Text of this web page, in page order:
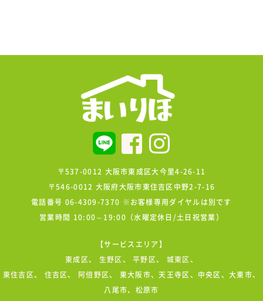
〒537-0012 大阪市東成区大今里4-26-11
〒546-0012 大阪府大阪市東住吉区中野2-7-16
電話番号 06-4309-7370 ※お客様専用ダイヤルは別です
営業時間 10:00～19:00（水曜定休日/土日祝営業）
【サービスエリア】
東成区、 生野区 、平野区、 城東区 、
東住吉区、 住吉区、 阿倍野区、 東大阪市、天王寺区、中央区、大東市、
八尾市、松原市